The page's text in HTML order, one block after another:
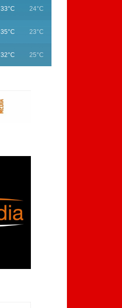
33°C 24°C
35°C 23°C
32°C 25°C